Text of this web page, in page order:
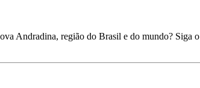
Andradina, região do Brasil e do mundo? Siga o